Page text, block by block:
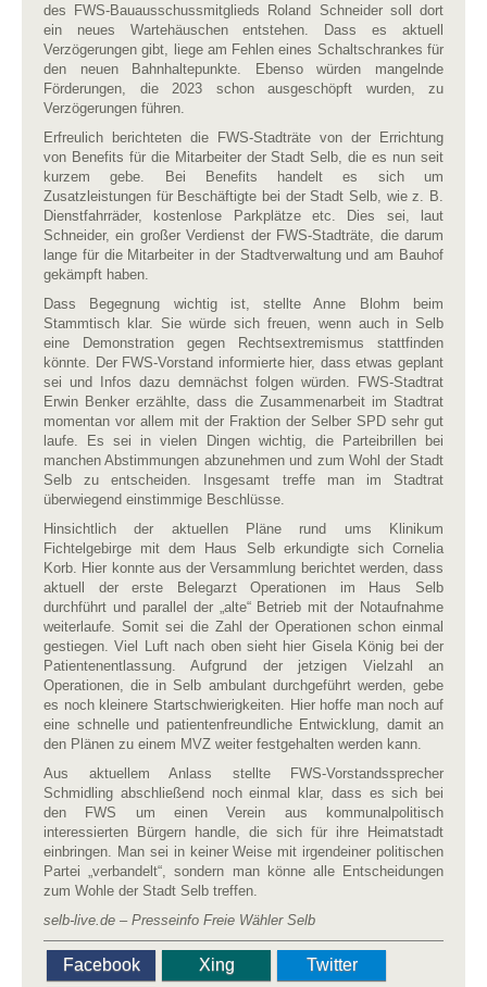
des FWS-Bauausschussmitglieds Roland Schneider soll dort
ein neues Wartehäuschen entstehen. Dass es aktuell
Verzögerungen gibt, liege am Fehlen eines Schaltschrankes für
den neuen Bahnhaltepunkte. Ebenso würden mangelnde
Förderungen, die 2023 schon ausgeschöpft wurden, zu
Verzögerungen führen.
Erfreulich berichteten die FWS-Stadträte von der Errichtung
von Benefits für die Mitarbeiter der Stadt Selb, die es nun seit
kurzem gebe. Bei Benefits handelt es sich um
Zusatzleistungen für Beschäftigte bei der Stadt Selb, wie z. B.
Dienstfahrräder, kostenlose Parkplätze etc. Dies sei, laut
Schneider, ein großer Verdienst der FWS-Stadträte, die darum
lange für die Mitarbeiter in der Stadtverwaltung und am Bauhof
gekämpft haben.
Dass Begegnung wichtig ist, stellte Anne Blohm beim
Stammtisch klar. Sie würde sich freuen, wenn auch in Selb
eine Demonstration gegen Rechtsextremismus stattfinden
könnte. Der FWS-Vorstand informierte hier, dass etwas geplant
sei und Infos dazu demnächst folgen würden. FWS-Stadtrat
Erwin Benker erzählte, dass die Zusammenarbeit im Stadtrat
momentan vor allem mit der Fraktion der Selber SPD sehr gut
laufe. Es sei in vielen Dingen wichtig, die Parteibrillen bei
manchen Abstimmungen abzunehmen und zum Wohl der Stadt
Selb zu entscheiden. Insgesamt treffe man im Stadtrat
überwiegend einstimmige Beschlüsse.
Hinsichtlich der aktuellen Pläne rund ums Klinikum
Fichtelgebirge mit dem Haus Selb erkundigte sich Cornelia
Korb. Hier konnte aus der Versammlung berichtet werden, dass
aktuell der erste Belegarzt Operationen im Haus Selb
durchführt und parallel der „alte“ Betrieb mit der Notaufnahme
weiterlaufe. Somit sei die Zahl der Operationen schon einmal
gestiegen. Viel Luft nach oben sieht hier Gisela König bei der
Patientenentlassung. Aufgrund der jetzigen Vielzahl an
Operationen, die in Selb ambulant durchgeführt werden, gebe
es noch kleinere Startschwierigkeiten. Hier hoffe man noch auf
eine schnelle und patientenfreundliche Entwicklung, damit an
den Plänen zu einem MVZ weiter festgehalten werden kann.
Aus aktuellem Anlass stellte FWS-Vorstandssprecher
Schmidling abschließend noch einmal klar, dass es sich bei
den FWS um einen Verein aus kommunalpolitisch
interessierten Bürgern handle, die sich für ihre Heimatstadt
einbringen. Man sei in keiner Weise mit irgendeiner politischen
Partei „verbandelt“, sondern man könne alle Entscheidungen
zum Wohle der Stadt Selb treffen.
selb-live.de – Presseinfo Freie Wähler Selb
Facebook Xing
Twitter